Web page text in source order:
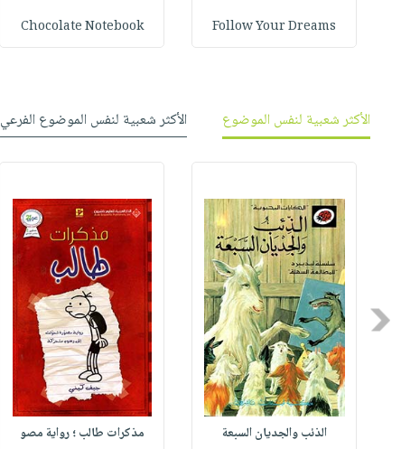
تواصل
Follow Your Dreams
Chocolate Notebook
الأكثر شعبية لنفس الموضوع
الأكثر شعبية لنفس الموضوع الفرعي
Previous
الذئب والجديان السبعة
مذكرات طالب ؛ رواية مصو